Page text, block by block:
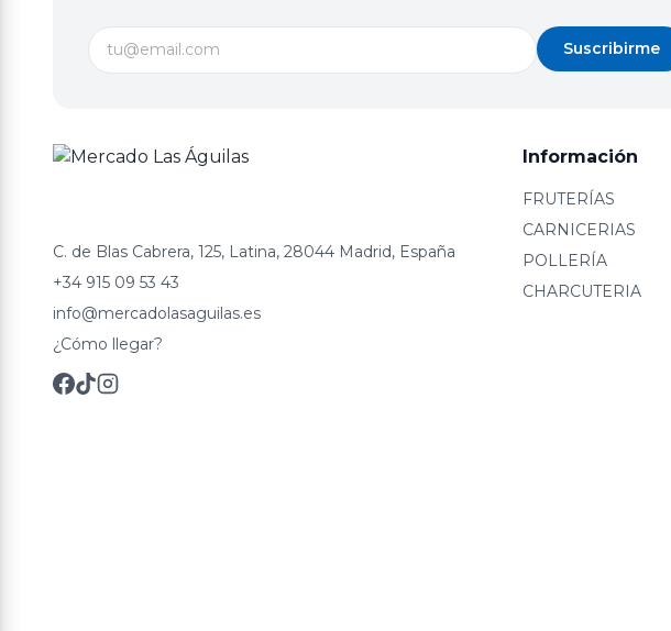
Suscribirme
C. de Blas Cabrera, 125, Latina, 28044 Madrid, España
+34 915 09 53 43
info@mercadolasaguilas.es
¿Cómo llegar?
Información
FRUTERÍAS
CARNICERIAS
POLLERÍA
CHARCUTERIA